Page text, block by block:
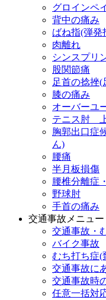
グロインペ
背中の痛み
ばね指(弾発
肉離れ
シンスプリ
股関節痛
足首の捻挫(
膝の痛み
オーバーユ
テニス肘
胸郭出口症
ん)
腰痛
半月板損傷
腰椎分離症
野球肘
手首の痛み
交通事故メニュー
交通事故・
バイク事故
むち打ち症(
交通事故に
交通事故時
任意一括対